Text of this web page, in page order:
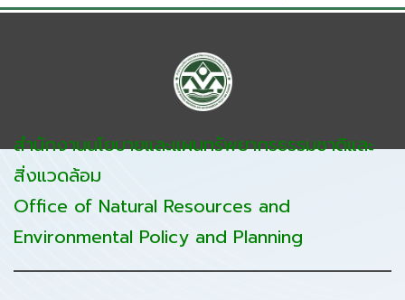
สำนักงานนโยบายและแผนทรัพยากรธรรมชาติและ
สิ่งแวดล้อม
Office of Natural Resources and
Environmental Policy and Planning